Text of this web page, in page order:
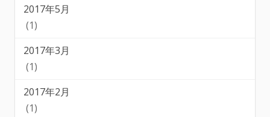
2017年5月
(1)
2017年3月
(1)
2017年2月
(1)